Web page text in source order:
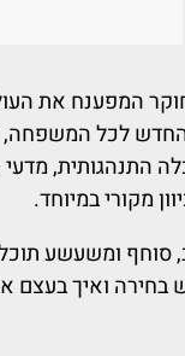
המפענח את
לכל המשפחה,
התנהגותית, מדעי
מקורי במיוחד.
סוחף ומשעשע
בחירה ואיך בעצם